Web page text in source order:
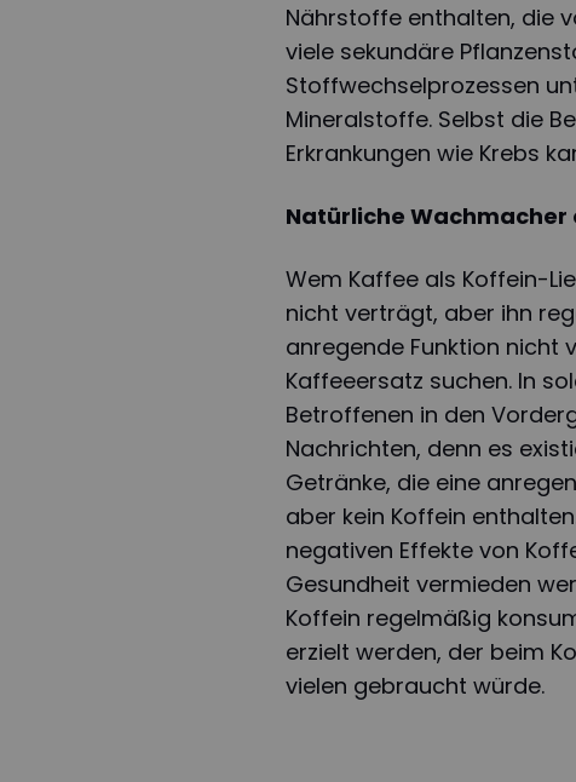
Nährstoffe enthalten, die
viele sekundäre
Stoffwechselprozessen
Mineralstoffe. Selbst die
Erkrankungen wie Krebs
Natürliche
Wem Kaffee als Koffein-
nicht verträgt, aber ihn
anregende Funktion nicht
Kaffeeersatz suchen. In
Betroffenen in den
Nachrichten, denn es
Getränke, die eine
aber kein Koffein
negativen Effekte von
Gesundheit vermieden
Koffein regelmäßig
erzielt werden, der beim
vielen gebraucht würde.